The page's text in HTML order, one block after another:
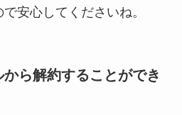
安心してくださいね。
ら解約することができ